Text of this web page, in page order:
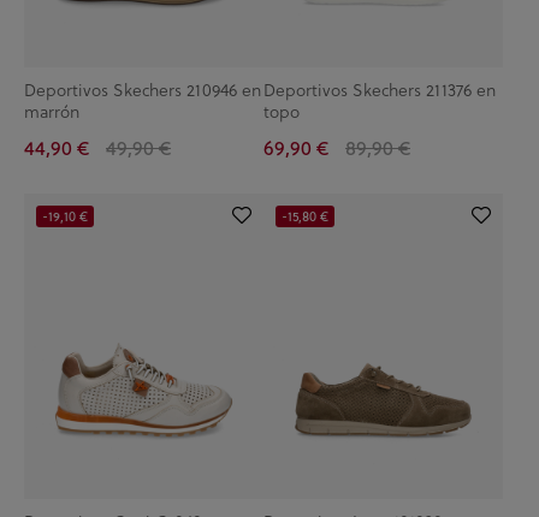
Deportivos Skechers 210946 en
marrón
44,90 € 49,90 €
Deportivos Skechers 211376 en
topo
69,90 € 89,90 €
-19,10 € -15,80 €